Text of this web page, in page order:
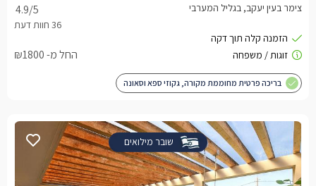
4.9/5 צימר בעין יעקב, בגליל המערבי
החל מ- ₪1800
בריכה פרטית מחוממת מקורה, גקוזי ספא וסאונה
שובר מילואים